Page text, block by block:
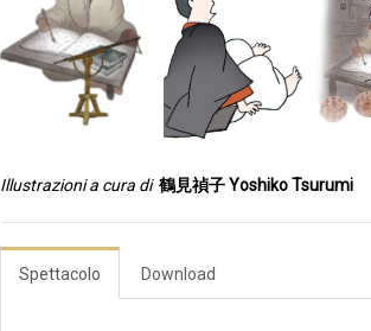
Illustrazioni a cura di 鶴見禎子 Yoshiko Tsurumi
Spettacolo Download